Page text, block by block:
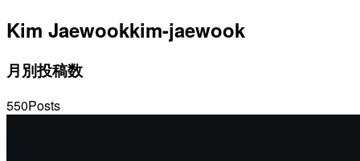
Kim Jaewookkim-jaewook
月別投稿数
550Posts